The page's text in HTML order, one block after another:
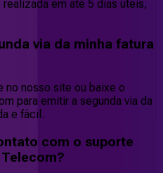
em até 5 dias úteis,
via da minha fatura
no nosso site ou baixe o
para emitir a segunda via da
e fácil.
com o suporte